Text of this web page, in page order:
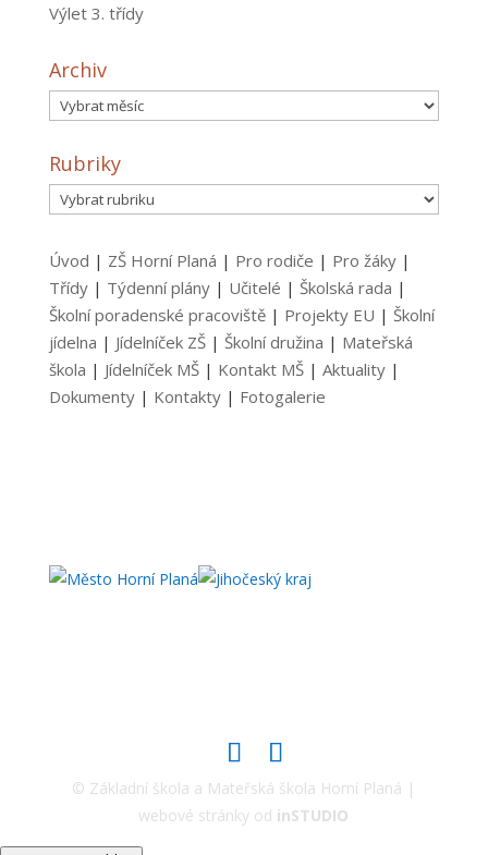
Výlet 3. třídy
Archiv
Archiv
Rubriky
Rubriky
Úvod | ZŠ Horní Planá | Pro rodiče | Pro žáky|
Třídy| Týdenní plány| Učitelé | Školská rada |
Školní poradenské pracoviště| Projekty EU | Školní
jídelna | Jídelníček ZŠ| Školní družina | Mateřská
škola | Jídelníček MŠ| Kontakt MŠ| Aktuality|
Dokumenty| Kontakty| Fotogalerie
© Základní škola a Mateřská škola Horní Planá |
webové stránky od inSTUDIO